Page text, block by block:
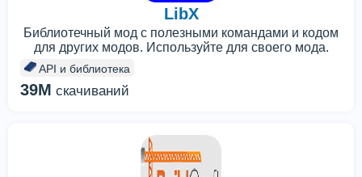
LibX
Библиотечный мод с полезными командами и кодом
для других модов. Используйте для своего мода.
API и библиотека
39M скачиваний